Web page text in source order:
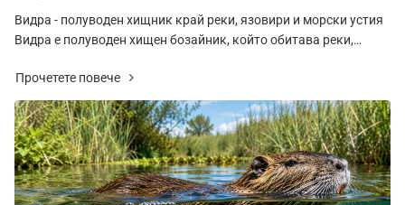
Видра - полуводен хищник край реки, язовири и морски устия
Видра е полуводен хищен бозайник, който обитава реки,
Прочетете повече